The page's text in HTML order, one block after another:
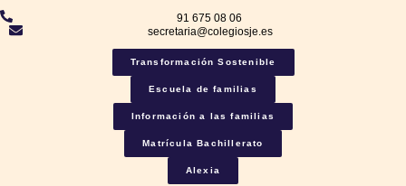
91 675 08 06
secretaria@colegiosje.es
Transformación Sostenible
Escuela de familias
Información a las familias
Matrícula Bachillerato
Alexia